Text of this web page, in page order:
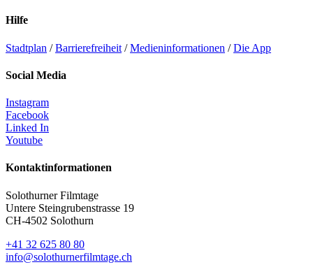
Hilfe
Stadtplan /Barrierefreiheit /Medieninformationen /Die App
Social Media
Instagram
Facebook
Linked In
Youtube
Kontaktinformationen
Solothurner Filmtage
Untere Steingrubenstrasse 19
CH-4502 Solothurn
+41 32 625 80 80
info@solothurnerfilmtage.ch